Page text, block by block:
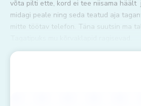
võta pilti ette, kord ei tee niisama häält
midagi peale ning seda teatud aja
mitte töötav telefon. Täna suutsin ma